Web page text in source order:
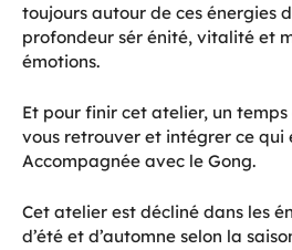
toujours autour de ces énergies
profondeur sér énité, vitalité et
émotions.
Et pour finir cet atelier, un
vous retrouver et intégrer ce qui
Accompagnée avec le Gong.
Cet atelier est décliné dans les
d’été et d’automne selon la